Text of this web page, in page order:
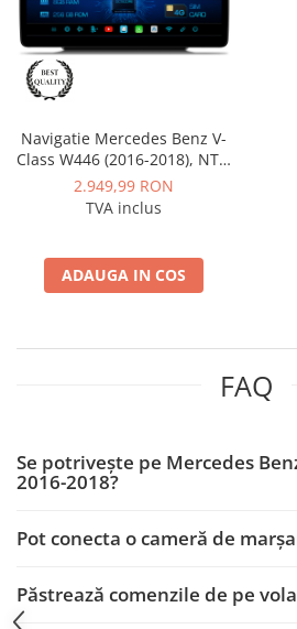
Nissan
Mitsubishi
Land Rover
Isuzu
Subaru
Jeep
Navigatie Mercedes Benz V-
Class W446 (2016-2018), NTG
5.0, Android, MB-Octacore,
8GB RAM + 256GB ROM, 12.3
2.949,99 RON
TVA inclus
ADAUGA IN COS
FAQ
Se potrivește pe Mercedes
2016-2018?
Pot conecta o cameră de
Păstrează comenzile de pe